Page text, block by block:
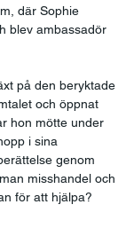
där Sophie
blev ambassadör
på den beryktade
och öppnat
hon mötte under
i sina
genom
misshandel och
för att hjälpa?